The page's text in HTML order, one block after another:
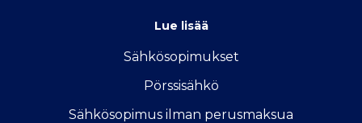
Lue lisää
Sähkösopimukset
Pörssisähkö
Sähkösopimus ilman perusmaksua